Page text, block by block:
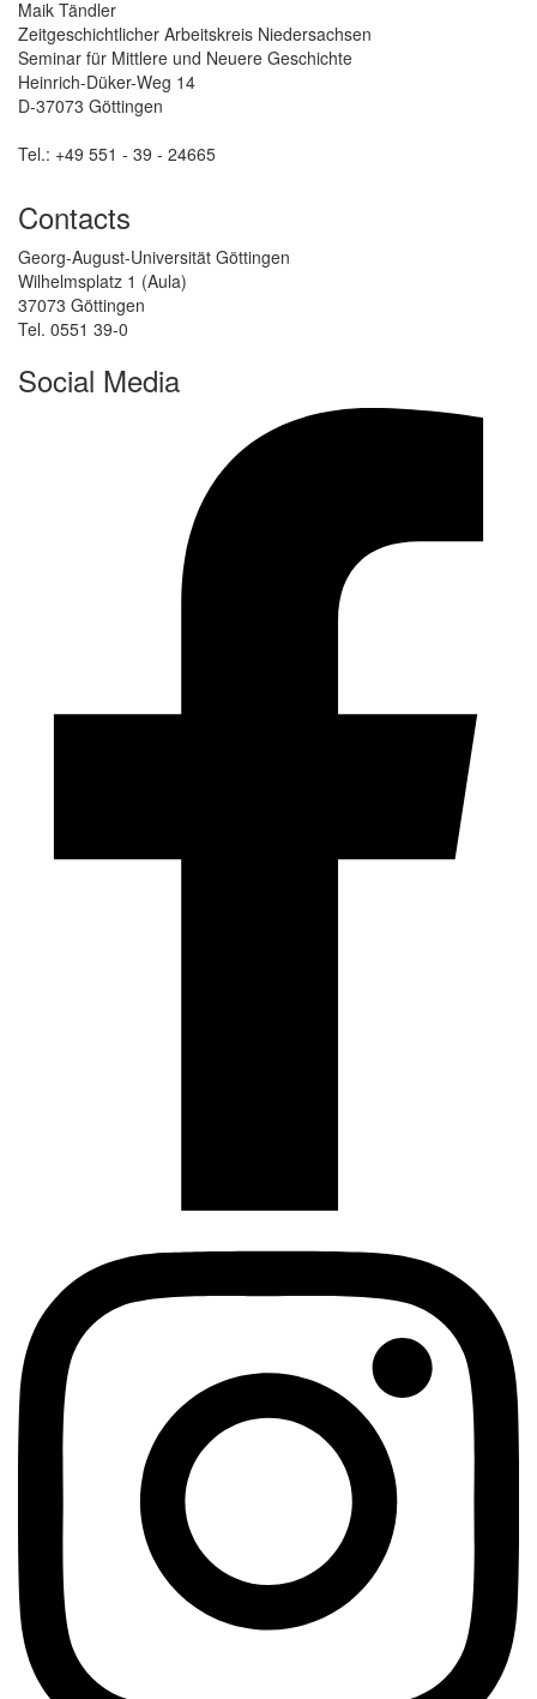
Maik Tändler
Zeitgeschichtlicher Arbeitskreis Niedersachsen
Seminar für Mittlere und Neuere Geschichte
Heinrich-Düker-Weg 14
D-37073 Göttingen
Tel.: +49 551 - 39 - 24665
Contacts
Georg-August-Universität Göttingen
Wilhelmsplatz 1 (Aula)
37073 Göttingen
Tel. 0551 39-0
Social Media